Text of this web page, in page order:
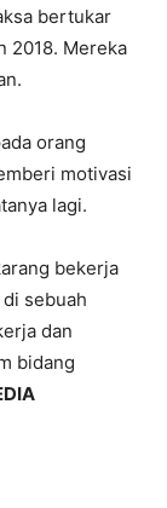
bertukar
2018. Mereka
orang
motivasi
lagi.
bekerja
sebuah
dan
bidang